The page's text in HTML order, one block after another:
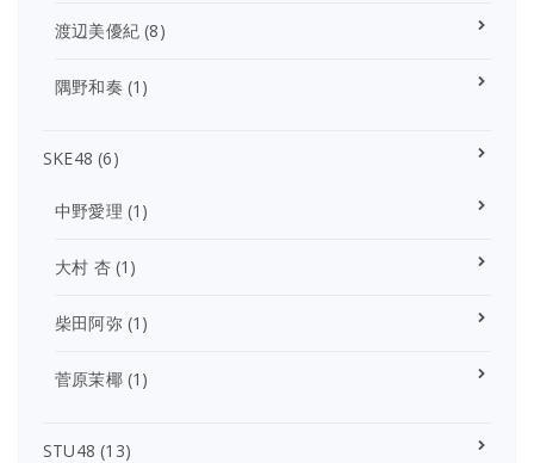
渡辺美優紀 (8)
隅野和奏 (1)
SKE48 (6)
中野愛理 (1)
大村 杏(1)
柴田阿弥(1)
菅原茉椰(1)
STU48 (13)